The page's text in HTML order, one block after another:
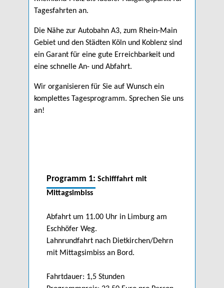
Tagesfahrten an.
Die Nähe zur Autobahn A3, zum Rhein-Main
Gebiet und den Städten Köln und Koblenz sind
ein Garant für eine gute Erreichbarkeit und
eine schnelle An- und Abfahrt.
Wir organisieren für Sie auf Wunsch ein
komplettes Tagesprogramm. Sprechen Sie uns
an!
Programm 1: Schifffahrt mit
Mittagsimbiss
Abfahrt um 11.00 Uhr in Limburg am
Eschhöfer Weg.
Lahnrundfahrt nach Dietkirchen/Dehrn
mit Mittagsimbiss an Bord.
Fahrtdauer: 1,5 Stunden